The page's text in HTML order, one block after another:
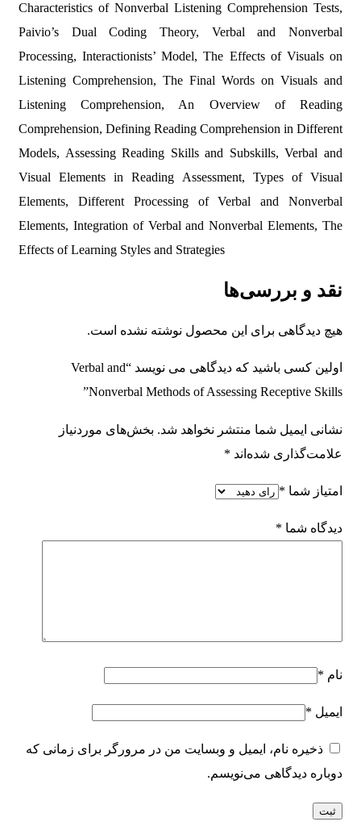
Characteristics of Nonverbal Listening Comprehension Tests,
Paivio’s Dual Coding Theory, Verbal and Nonverbal
Processing, Interactionists’ Model, The Effects of Visuals on
Listening Comprehension, The Final Words on Visuals and
Listening Comprehension, An Overview of Reading
Comprehension, Defining Reading Comprehension in Different
Models, Assessing Reading Skills and Subskills, Verbal and
Visual Elements in Reading Assessment, Types of Visual
Elements, Different Processing of Verbal and Nonverbal
Elements, Integration of Verbal and Nonverbal Elements, The
Effects of Learning Styles and Strategies
نقد و بررسی‌ها
هیچ دیدگاهی برای این محصول نوشته نشده است.
اولین کسی باشید که دیدگاهی می نویسد “Verbal and
Nonverbal Methods of Assessing Receptive Skills”
نشانی ایمیل شما منتشر نخواهد شد. بخش‌های موردنیاز
علامت‌گذاری شده‌اند *
امتیاز شما *
دیدگاه شما *
نام *
ایمیل *
ذخیره نام، ایمیل و وبسایت من در مرورگر برای زمانی که
دوباره دیدگاهی می‌نویسم.